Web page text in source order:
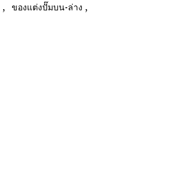
, ของแต่งปั๊มบน-ล่าง ,